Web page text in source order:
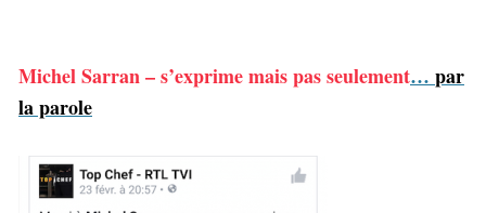
Michel Sarran – s’exprime mais pas seulement… par
la parole